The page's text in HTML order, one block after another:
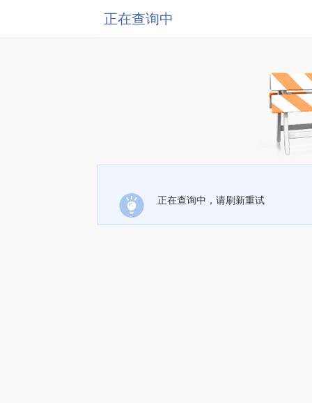
正在查询中
正在查询中，请刷新重试